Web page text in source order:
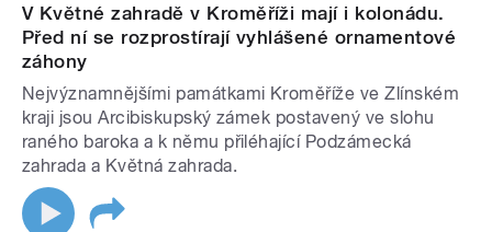
V Květné zahradě v Kroměříži mají i kolonádu.
Před ní se rozprostírají vyhlášené ornamentové
záhony
Nejvýznamnějšími památkami Kroměříže ve Zlínském
kraji jsou Arcibiskupský zámek postavený ve slohu
raného baroka a k němu přiléhající Podzámecká
zahrada a Květná zahrada.